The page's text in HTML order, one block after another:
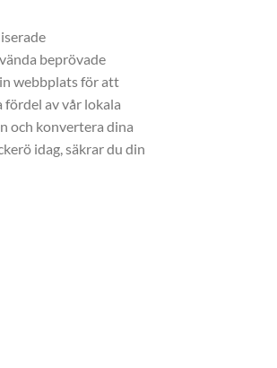
beprövade
webbplats för att
fördel av vår lokala
och konvertera dina
idag, säkrar du din